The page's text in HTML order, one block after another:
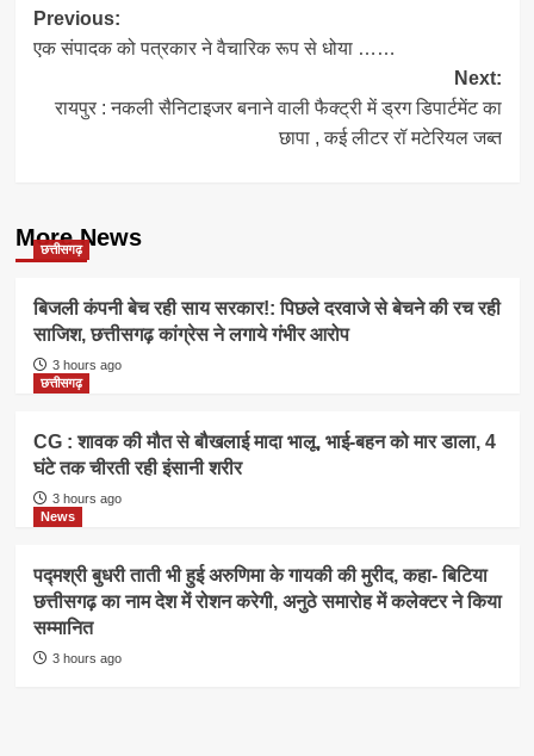
Post
navigation
Previous:
एक संपादक को पत्रकार ने वैचारिक रूप से धोया ……
Next:
रायपुर : नकली सैनिटाइजर बनाने वाली फैक्ट्री में ड्रग डिपार्टमेंट का
छापा , कई लीटर रॉ मटेरियल जब्त
More News
छत्तीसगढ़
बिजली कंपनी बेच रही साय सरकार!: पिछले दरवाजे से बेचने की रच रही
साजिश, छत्तीसगढ़ कांग्रेस ने लगाये गंभीर आरोप
3 hours ago
छत्तीसगढ़
CG : शावक की मौत से बौखलाई मादा भालू, भाई-बहन को मार डाला, 4
घंटे तक चीरती रही इंसानी शरीर
3 hours ago
News
पद्मश्री बुधरी ताती भी हुई अरुणिमा के गायकी की मुरीद, कहा- बिटिया
छत्तीसगढ़ का नाम देश में रोशन करेगी, अनुठे समारोह में कलेक्टर ने किया
सम्मानित
3 hours ago